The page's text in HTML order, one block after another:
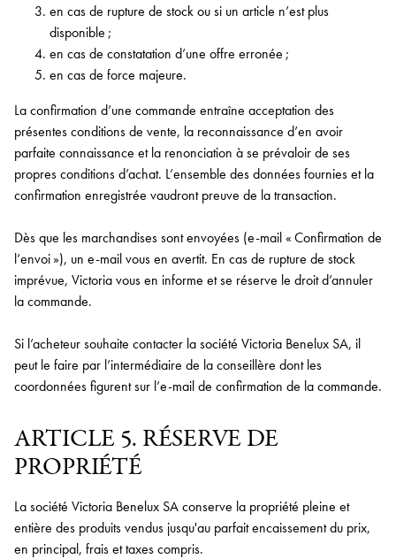
en cas de rupture de stock ou si un article n’est plus
disponible ;
en cas de constatation d’une offre erronée ;
en cas de force majeure.
La confirmation d’une commande entraîne acceptation des
présentes conditions de vente, la reconnaissance d’en avoir
parfaite connaissance et la renonciation à se prévaloir de ses
propres conditions d’achat. L’ensemble des données fournies et la
confirmation enregistrée vaudront preuve de la transaction.
Dès que les marchandises sont envoyées (e-mail « Confirmation de
l’envoi »), un e-mail vous en avertit. En cas de rupture de stock
imprévue, Victoria vous en informe et se réserve le droit d’annuler
la commande.
Si l’acheteur souhaite contacter la société Victoria Benelux SA, il
peut le faire par l’intermédiaire de la conseillère dont les
coordonnées figurent sur l’e-mail de confirmation de la commande.
ARTICLE 5. RÉSERVE DE
PROPRIÉTÉ
La société Victoria Benelux SA conserve la propriété pleine et
entière des produits vendus jusqu'au parfait encaissement du prix,
en principal, frais et taxes compris.